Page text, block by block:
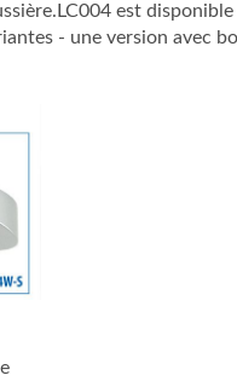
est
- une version avec